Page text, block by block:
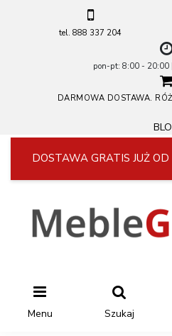
tel. 888 337 204
pon-pt: 8:00 - 20:00
DARMOWA DOSTAWA.
DOSTAWA GRATIS JUŻ OD
Menu Szukaj